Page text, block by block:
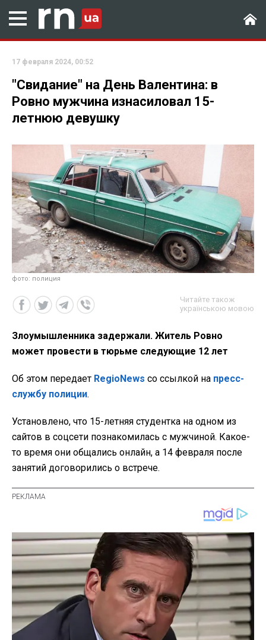
17 февраля 2024, 00:52
"Свидание" на День Валентина: в
Ровно мужчина изнасиловал 15-
летнюю девушку
фото: полиция
Читайте також
українською мовою
Злоумышленника задержали. Житель Ровно
может провести в тюрьме следующие 12 лет
Об этом передает RegioNews со ссылкой на пресс-
службу полиции.
Установлено, что 15-летняя студентка на одном из
сайтов в соцсети познакомилась с мужчиной. Какое-
то время они общались онлайн, а 14 февраля после
занятий договорились о встрече.